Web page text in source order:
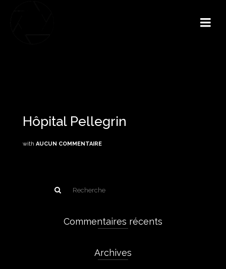
Hôpital Pellegrin
with AUCUN COMMENTAIRE
Commentaires récents
Archives